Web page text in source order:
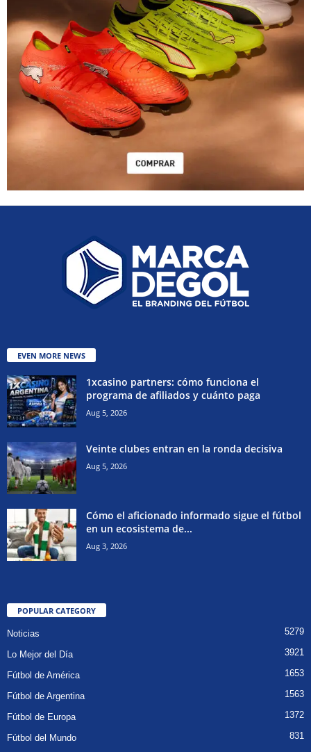
EVEN MORE NEWS
1xcasino partners: cómo funciona el
programa de afiliados y cuánto paga
Aug 5, 2026
Veinte clubes entran en la ronda decisiva
Aug 5, 2026
Cómo el aficionado informado sigue el fútbol
en un ecosistema de...
Aug 3, 2026
POPULAR CATEGORY
Noticias 5279
Lo Mejor del Día 3921
Fútbol de América 1653
Fútbol de Argentina 1563
Fútbol de Europa 1372
Fútbol del Mundo
831